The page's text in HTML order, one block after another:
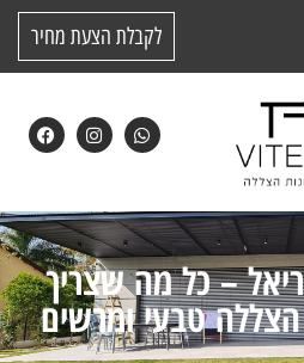
לקבלת הצעת מחיר
– כל מה שצריך
טבעי ומרשים